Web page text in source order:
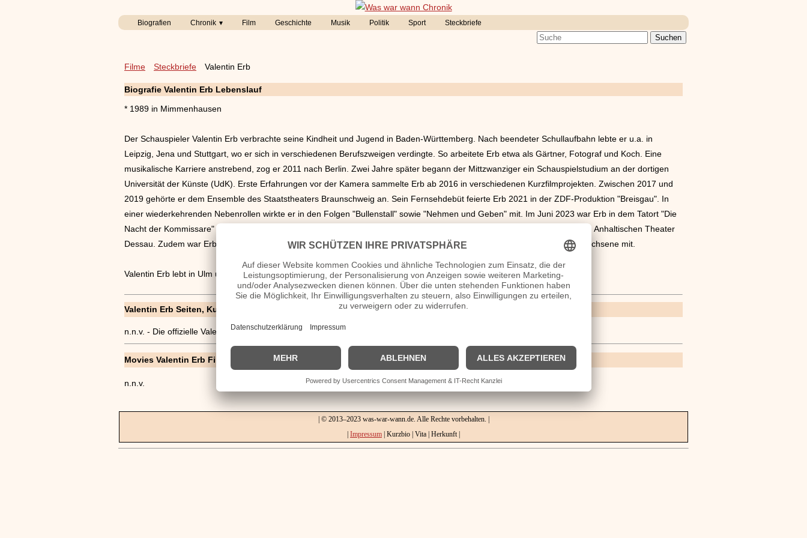
Biografien Chronik Film Geschichte Musik Politik Sport Steckbriefe
Filme Steckbriefe Valentin Erb
Biografie Valentin Erb Lebenslauf
* 1989 in Mimmenhausen
Der Schauspieler Valentin Erb verbrachte seine Kindheit und Jugend in Baden-Württemberg. Nach beendeter Schullaufbahn lebte er u.a. in
Leipzig, Jena und Stuttgart, wo er sich in verschiedenen Berufszweigen verdingte. So arbeitete Erb etwa als Gärtner, Fotograf und Koch. Eine
musikalische Karriere anstrebend, zog er 2011 nach Berlin. Zwei Jahre später begann der Mittzwanziger ein Schauspielstudium an der dortigen
Universität der Künste (UdK). Erste Erfahrungen vor der Kamera sammelte Erb ab 2016 in verschiedenen Kurzfilmprojekten. Zwischen 2017 und
2019 gehörte er dem Ensemble des Staatstheaters Braunschweig an. Sein Fernsehdebüt feierte Erb 2021 in der ZDF-Produktion "Breisgau". In
einer wiederkehrenden Nebenrollen wirkte er in den Folgen "Bullenstall" sowie "Nehmen und Geben" mit. Im Juni 2023 war Erb in dem Tatort "Die
Nacht der Kommissare" zu sehen. Auch als Theaterschauspieler war der Baden-Württemberger weiterhin aktiv, so etwa am Anhaltischen Theater
Dessau. Zudem war Erb ab 2017 als Sprecher tätig und arbeitete an mehreren Hörspielen für sowohl Kinder als auch Erwachsene mit.
Valentin Erb lebt in Ulm und ist nicht verheiratet.
Valentin Erb Seiten, Kurzbio, Familie, verheiratet, Herkunft etc.
n.n.v. - Die offizielle Valentin Erb Homepage / Facebook / X / Instagram Seite
Movies Valentin Erb Filme
n.n.v.
| © 2013–2023 was-war-wann.de. Alle Rechte vorbehalten. |
| Impressum | Kurzbio | Vita | Herkunft |